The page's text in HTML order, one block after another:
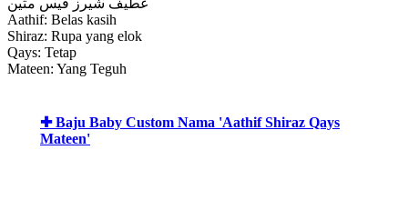
Aathif: Belas kasih
Shiraz: Rupa yang elok
Qays: Tetap
Mateen: Yang Teguh
✚ Baju Baby Custom Nama 'Aathif Shiraz Qays
Mateen'